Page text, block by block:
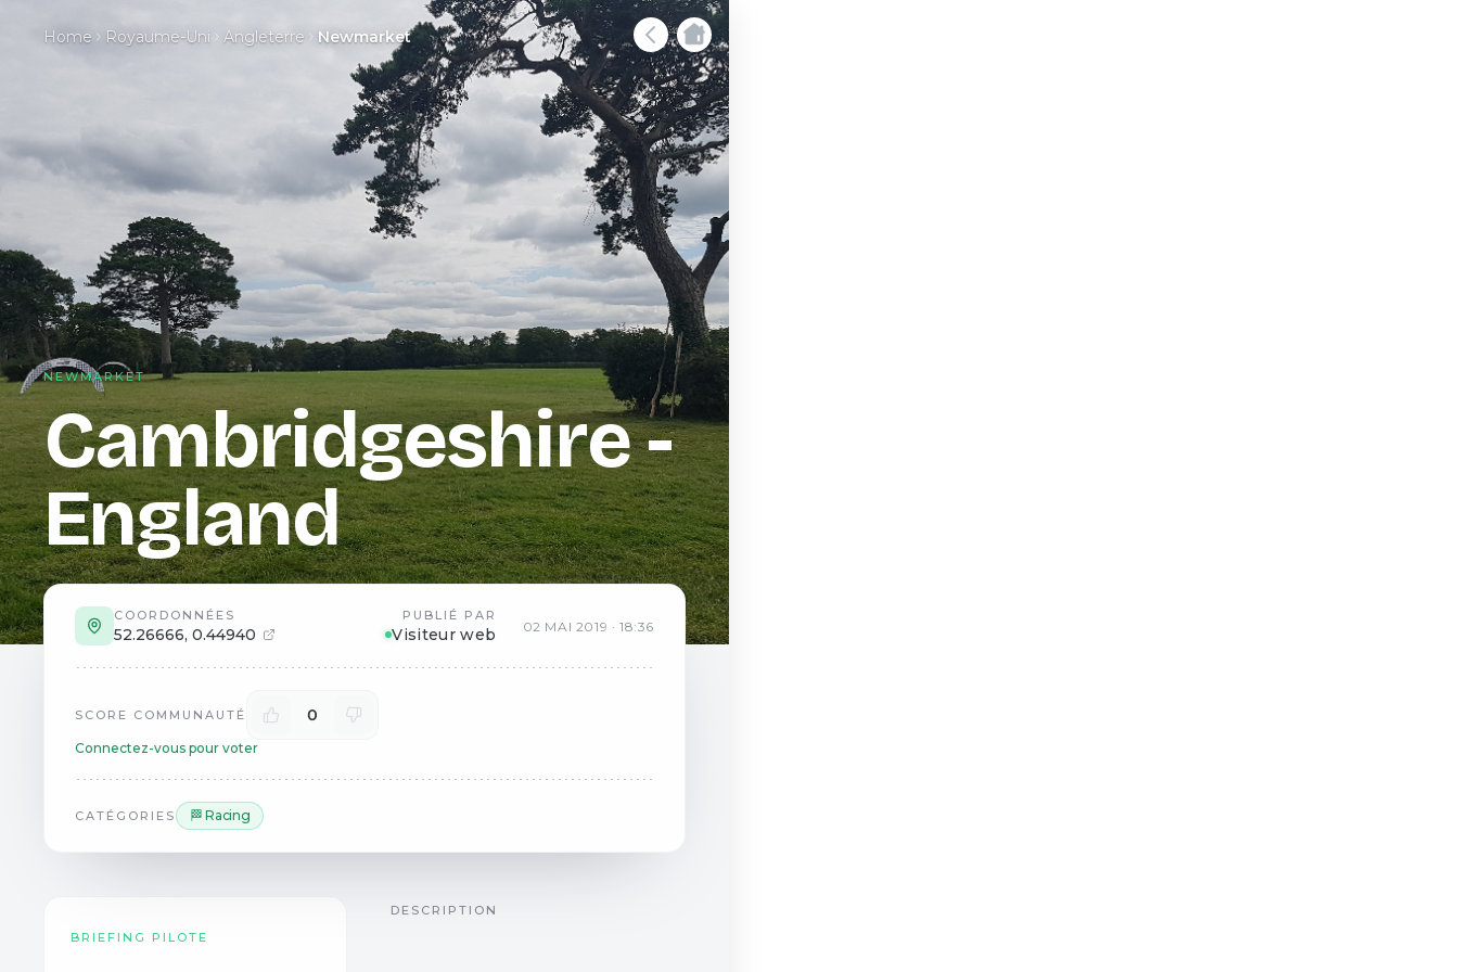
Home Royaume-Uni Angleterre Newmarket
NEWMARKET
Cambridgeshire -
England
COORDONNÉES
52.26666, 0.44940
PUBLIÉ PAR
Visiteur web 02 MAI 2019 · 18:36
SCORE COMMUNAUTÉ 0
Connectez-vous pour voter
CATÉGORIES 🏁 Racing
BRIEFING PILOTE
DESCRIPTION